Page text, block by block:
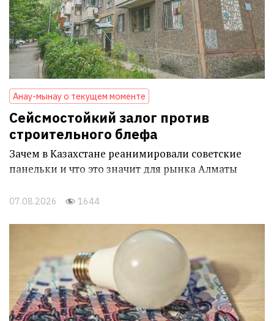
Анау-мынау о текущем моменте
Сейсмостойкий залог против
строительного блефа
Зачем в Казахстане реанимировали советские
панельки и что это значит для рынка Алматы
07.08.2026 1644